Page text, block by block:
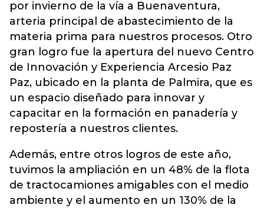
por invierno de la vía a Buenaventura,
arteria principal de abastecimiento de la
materia prima para nuestros procesos. Otro
gran logro fue la apertura del nuevo Centro
de Innovación y Experiencia Arcesio Paz
Paz, ubicado en la planta de Palmira, que es
un espacio diseñado para innovar y
capacitar en la formación en panadería y
repostería a nuestros clientes.
Además, entre otros logros de este año,
tuvimos la ampliación en un 48% de la flota
de tractocamiones amigables con el medio
ambiente y el aumento en un 130% de la